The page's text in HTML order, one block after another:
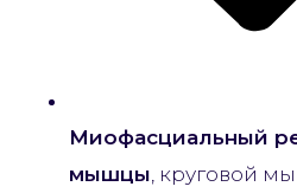
Миофасциальный
мышцы , круговой